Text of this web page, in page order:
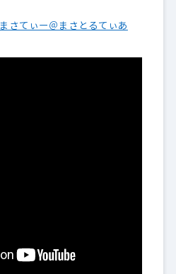
まさてぃー＠まさとるてぃあ